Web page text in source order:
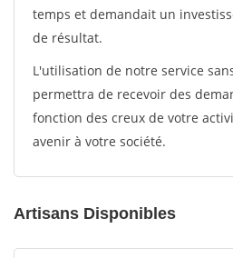
temps et demandait un
de résultat.
L'utilisation de notre service
permettra de recevoir des
fonction des creux de votre
avenir à votre société.
Artisans Disponibles